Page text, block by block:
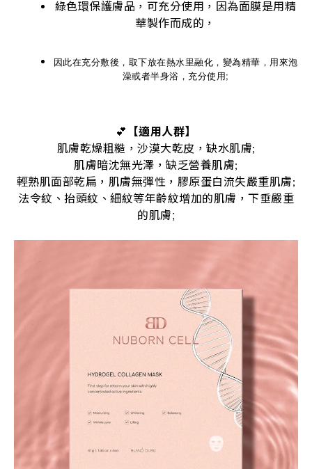
綠色環保護膚品，可充分使用，因為面膜是用精
華製作而成的，
因此在充分敷後，取下放在熱水里融化，變為精華，用來泡
澡或者半身浴，充分使用;
💕
【適用人群】
肌膚乾燥粗糙，沙漠大乾皮，缺水肌膚;
肌膚暗沈無光澤，缺乏營養肌膚;
輕熟肌面部乾扁，肌膚無彈性，膠原蛋白流失嚴重肌膚;
法令紋、抬頭紋、細紋等年齡紋增加的肌膚，下垂嚴重
的肌膚;